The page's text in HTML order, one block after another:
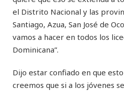
el Distrito Nacional y las
Santiago, Azua, San José de
vamos a hacer en todos los
Dominicana”.
Dijo estar confiado en que
creemos que si a los jóvenes